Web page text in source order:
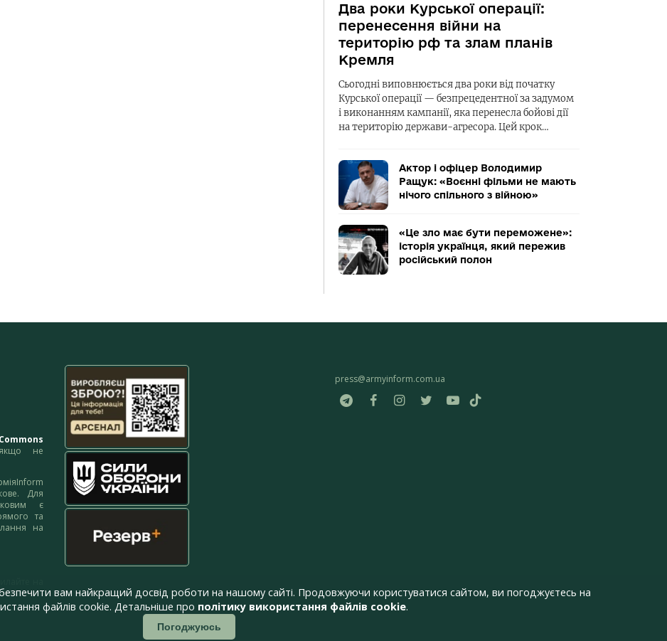
Два роки Курської операції:
перенесення війни на
територію рф та злам планів
Кремля
Сьогодні виповнюється два роки від початку
Курської операції — безпрецедентної за задумом
і виконанням кампанії, яка перенесла бойові дії
на територію держави-агресора. Цей крок…
Актор і офіцер Володимир
Ращук: «Воєнні фільми не мають
нічого спільного з війною»
«Це зло має бути переможене»:
історія українця, який пережив
російський полон
не
Для
є
та
на
press@armyinform.com.ua
вам найкращий досвід роботи на нашому сайті. Продовжуючи користуватися сайтом, ви погоджуєтесь на
файлів cookie. Детальніше про політику використання файлів cookie.
Погоджуюсь